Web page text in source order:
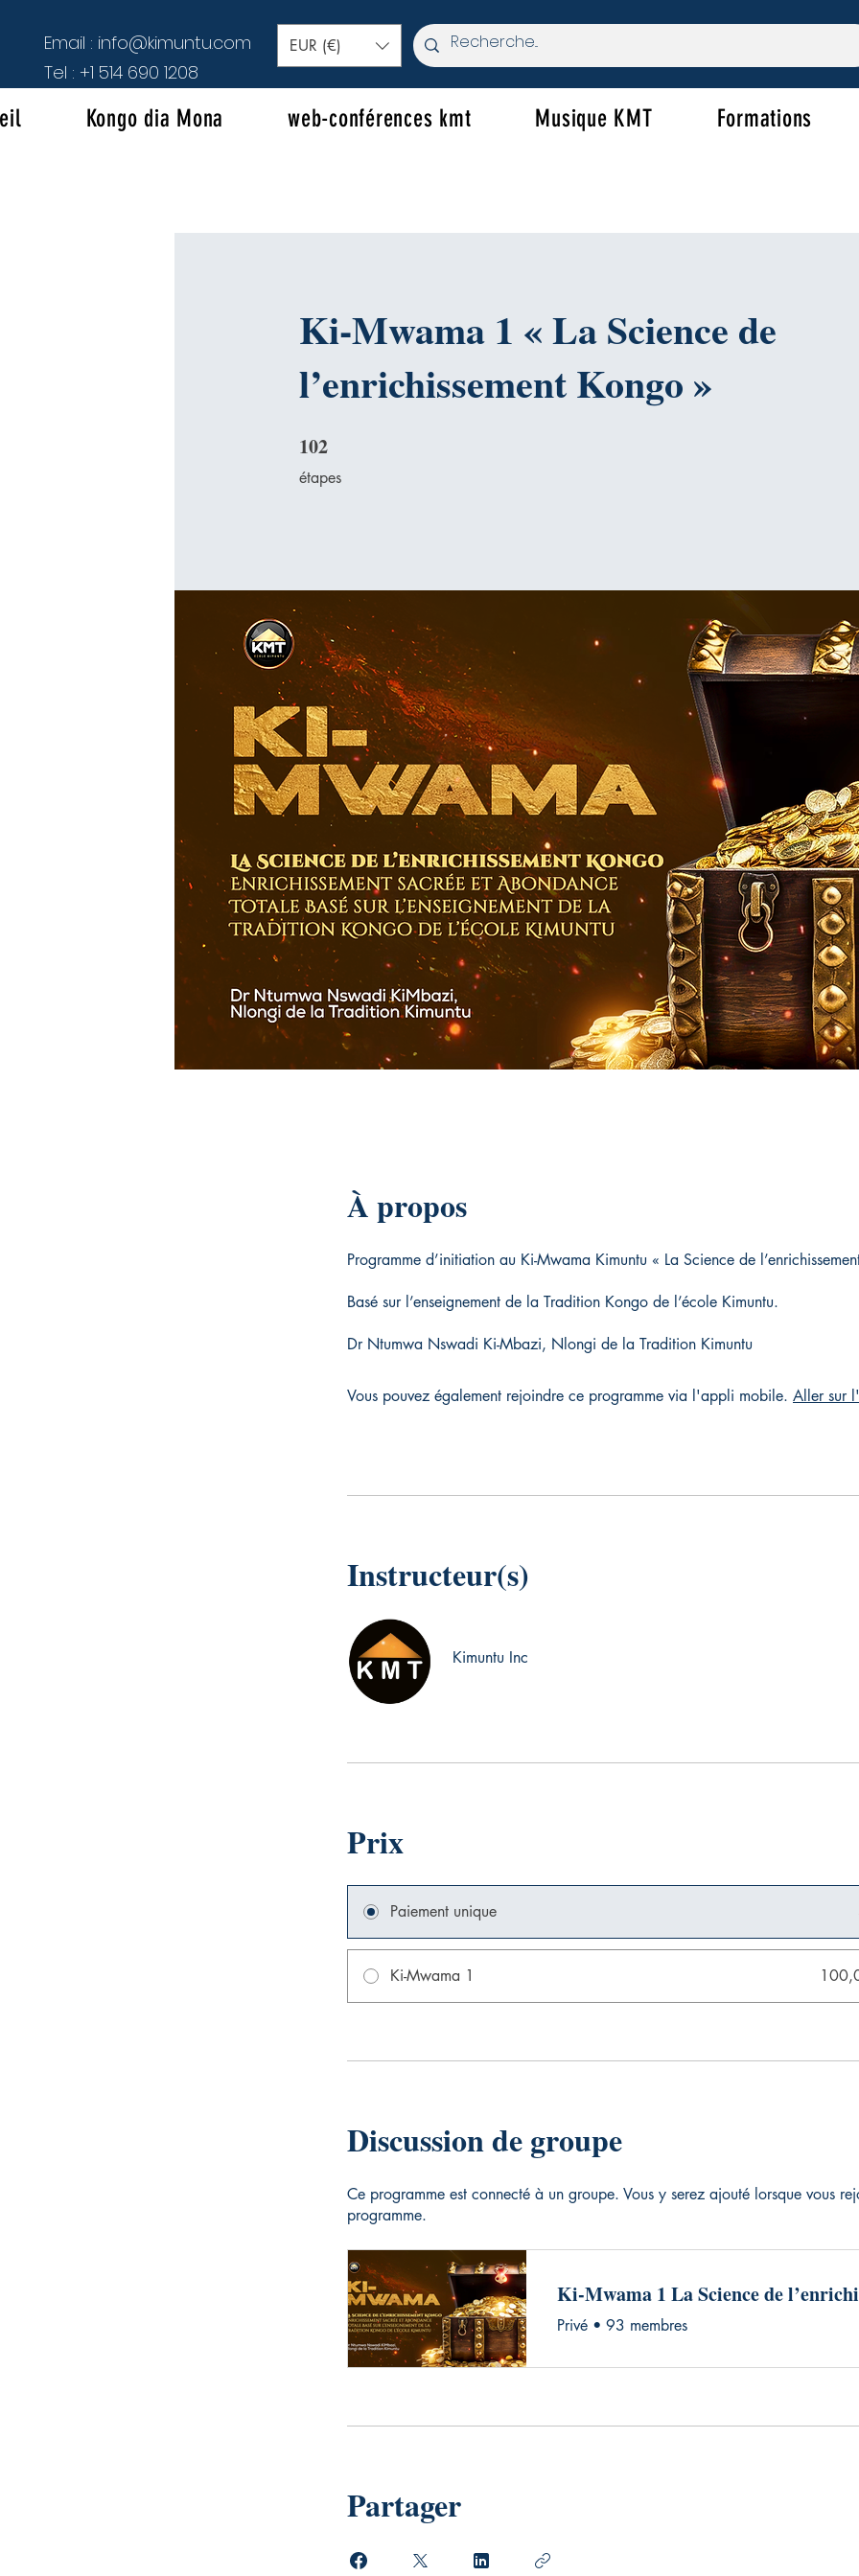
Email : info@kimuntu.com
Tel : +1 514 690 1208
EUR (€)
Kongo dia Mona web-conférences kmt Musique KMT Formations
Ki-Mwama 1 « La Science de
l’enrichissement Kongo »
102
étapes
102 étapes
À propos
Programme d’initiation au Ki-Mwama Kimuntu « La Science de
Basé sur l’enseignement de la Tradition Kongo de l’école Kimuntu.
Dr Ntumwa Nswadi Ki-Mbazi, Nlongi de la Tradition Kimuntu
Vous pouvez également rejoindre ce programme via l'appli mobile. Aller sur
Instructeur(s)
Kimuntu Inc
Prix
Paiement unique
Ki-Mwama 1
Discussion de groupe
Ce programme est connecté à un groupe. Vous y serez ajouté lorsque vous
programme.
Privé • 93 membres
Partager